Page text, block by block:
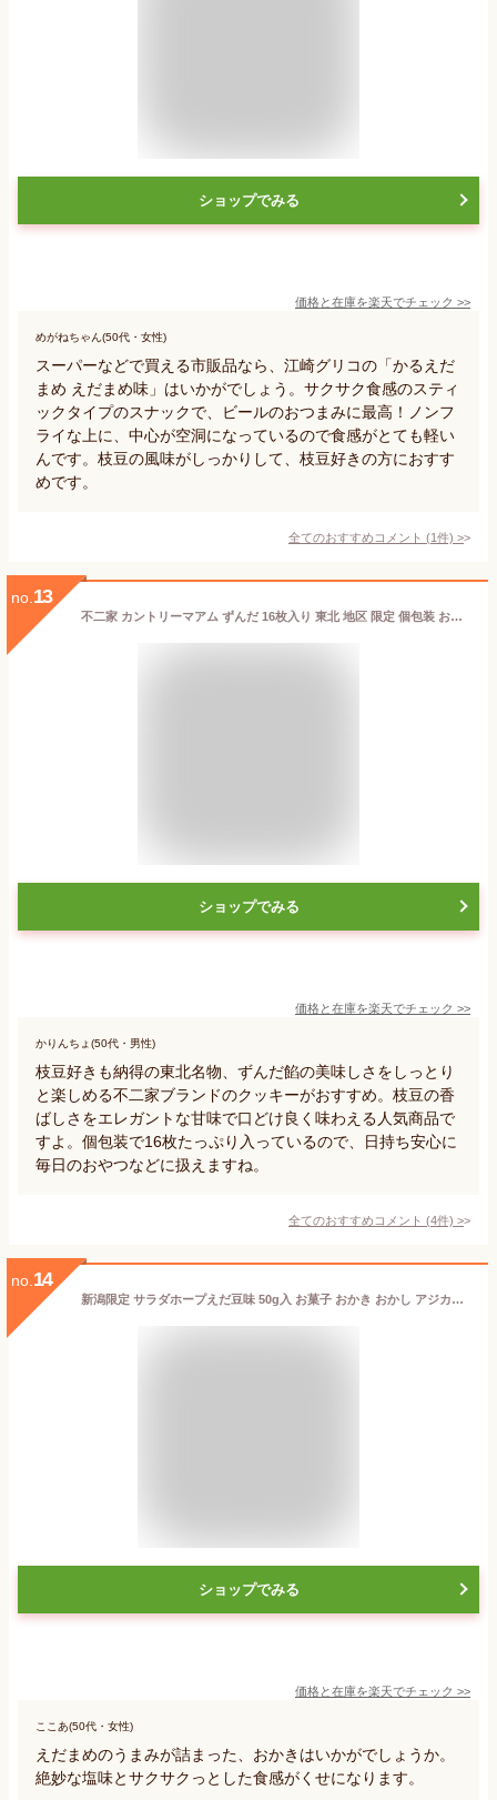
ショップでみる
価格と在庫を楽天でチェック >>
めがねちゃん(50代・女性)
スーパーなどで買える市販品なら、江崎グリコの「かるえだ
まめ えだまめ味」はいかがでしょう。サクサク食感のスティ
ックタイプのスナックで、ビールのおつまみに最高！ノンフ
ライな上に、中心が空洞になっているので食感がとても軽い
んです。枝豆の風味がしっかりして、枝豆好きの方におすす
めです。
全てのおすすめコメント (1件) >
no. 13
不二家 カントリーマアム ずんだ 16枚入り 東北 地区 限定 個包装 お菓子 クッキー チョコレート チップ チョコチップ 宮城県 土産 おやつ 枝豆 おみやげ 名物 常温保存
ショップでみる
価格と在庫を楽天でチェック >>
かりんちょ(50代・男性)
枝豆好きも納得の東北名物、ずんだ餡の美味しさをしっとり
と楽しめる不二家ブランドのクッキーがおすすめ。枝豆の香
ばしさをエレガントな甘味で口どけ良く味わえる人気商品で
すよ。個包装で16枚たっぷり入っているので、日持ち安心に
毎日のおやつなどに扱えますね。
全てのおすすめコメント (4件) >
no. 14
新潟限定 サラダホープえだ豆味 50g入 お菓子 おかき おかし アジカル 新潟県 お土産 駄菓子
ショップでみる
価格と在庫を楽天でチェック >>
ここあ(50代・女性)
えだまめのうまみが詰まった、おかきはいかがでしょうか。
絶妙な塩味とサクサクっとした食感がくせになります。